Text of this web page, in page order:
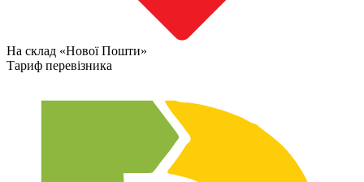
На склад «Нової Пошти»
Тариф перевізника